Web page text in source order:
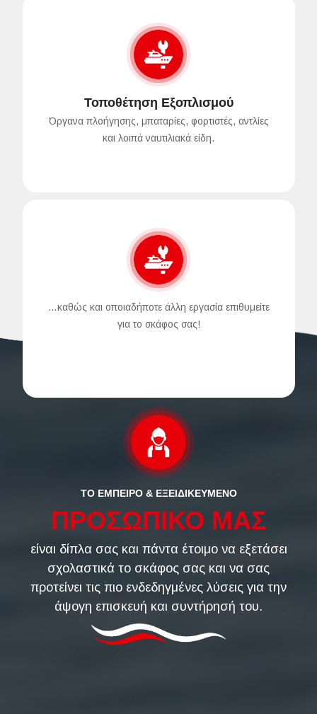
Τοποθέτηση Εξοπλισμού
Όργανα πλοήγησης, μπαταρίες, φορτιστές, αντλίες
και λοιπά ναυτιλιακά είδη.
…καθώς και οποιαδήποτε άλλη εργασία επιθυμείτε
για το σκάφος σας!
ΤΟ ΕΜΠΕΙΡΟ & ΕΞΕΙΔΙΚΕΥΜΕΝΟ
ΠΡΟΣΩΠΙΚΟ ΜΑΣ
είναι δίπλα σας και πάντα έτοιμο να εξετάσει
σχολαστικά το σκάφος σας και να σας
προτείνει τις πιο ενδεδηγμένες λύσεις για την
άψογη επισκευή και συντήρησή του.